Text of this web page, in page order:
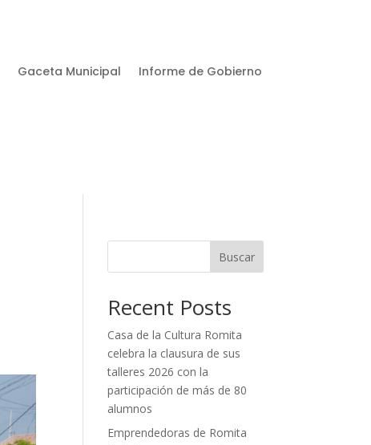
Gaceta Municipal Informe de Gobierno
Buscar
Recent Posts
Casa de la Cultura Romita
celebra la clausura de sus
talleres 2026 con la
participación de más de 80
alumnos
Emprendedoras de Romita